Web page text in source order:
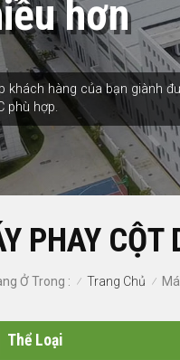
hơn
khách hàng của bạn giành
phù hợp.
PHAY CỘT
Ở Trong : / Trang Chủ /
Thể Loại